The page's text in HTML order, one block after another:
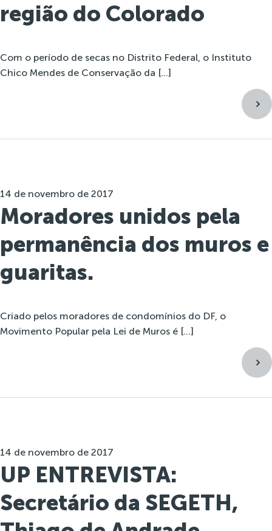
região do Colorado
Com o período de secas no Distrito Federal, o Instituto
Chico Mendes de Conservação da […]
14 de novembro de 2017
Moradores unidos pela
permanência dos muros e
guaritas.
Criado pelos moradores de condomínios do DF, o
Movimento Popular pela Lei de Muros é […]
14 de novembro de 2017
UP ENTREVISTA:
Secretário da SEGETH,